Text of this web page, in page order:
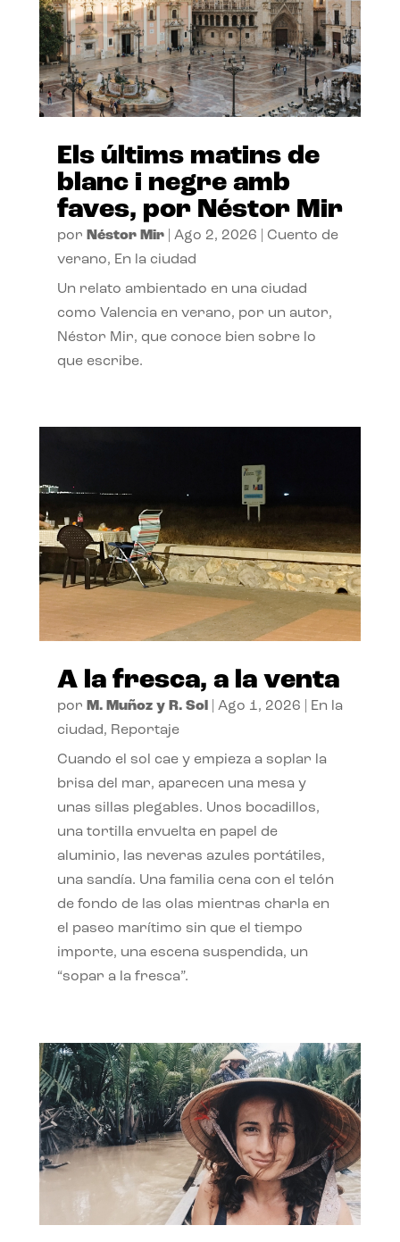
Els últims matins de
blanc i negre amb
faves, por Néstor Mir
por Néstor Mir| Ago 2, 2026
Cuento de
verano, En la ciudad
Un relato ambientado en una ciudad
como Valencia en verano, por un autor,
Néstor Mir, que conoce bien sobre lo
que escribe.
A la fresca, a la venta
por M. Muñoz y R. Sol| Ago 1, 2026
En la
ciudad, Reportaje
Cuando el sol cae y empieza a soplar la
brisa del mar, aparecen una mesa y
unas sillas plegables. Unos bocadillos,
una tortilla envuelta en papel de
aluminio, las neveras azules portátiles,
una sandía. Una familia cena con el telón
de fondo de las olas mientras charla en
el paseo marítimo sin que el tiempo
importe, una escena suspendida, un
“sopar a la fresca”.